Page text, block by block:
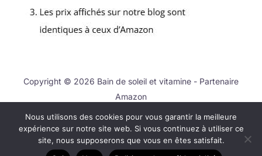
Copyright © 2026 Bain de soleil et vitamine - Partenaire
Amazon
Contact
Mentions légales
Politique de confidentialité
Nous utilisons des cookies pour vous garantir la meilleure
expérience sur notre site web. Si vous continuez à utiliser ce
site, nous supposerons que vous en êtes satisfait.